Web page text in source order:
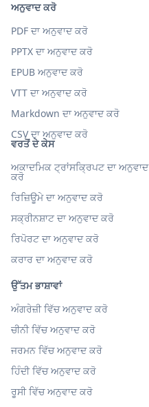
ਵਰਤੋਂ ਦੇ ਕੇਸ
ਅਕਾਦਮਿਕ ਟ੍ਰਾਂਸਕ੍ਰਿਪਟ ਦਾ ਅਨੁਵਾਦ
ਕਰੋ
ਰਿਜ਼ਿਊਮੇ ਦਾ ਅਨੁਵਾਦ ਕਰੋ
ਸਕ੍ਰੀਨਸ਼ਾਟ ਦਾ ਅਨੁਵਾਦ ਕਰੋ
ਰਿਪੋਰਟ ਦਾ ਅਨੁਵਾਦ ਕਰੋ
ਕਰਾਰ ਦਾ ਅਨੁਵਾਦ ਕਰੋ
ਉੱਤਮ ਭਾਸ਼ਾਵਾਂ
ਅੰਗਰੇਜ਼ੀ ਵਿੱਚ ਅਨੁਵਾਦ ਕਰੋ
ਚੀਨੀ ਵਿੱਚ ਅਨੁਵਾਦ ਕਰੋ
ਜਰਮਨ ਵਿੱਚ ਅਨੁਵਾਦ ਕਰੋ
ਹਿੰਦੀ ਵਿੱਚ ਅਨੁਵਾਦ ਕਰੋ
ਰੂਸੀ ਵਿੱਚ ਅਨੁਵਾਦ ਕਰੋ
ਅਨੁਵਾਦ ਕਰੋ
PDF ਦਾ ਅਨੁਵਾਦ ਕਰੋ
PPTX ਦਾ ਅਨੁਵਾਦ ਕਰੋ
EPUB ਅਨੁਵਾਦ ਕਰੋ
VTT ਦਾ ਅਨੁਵਾਦ ਕਰੋ
Markdown ਦਾ ਅਨੁਵਾਦ ਕਰੋ
CSV ਦਾ ਅਨੁਵਾਦ ਕਰੋ